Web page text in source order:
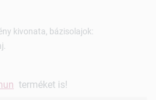
kivonata, bázisolajok:
terméket is!